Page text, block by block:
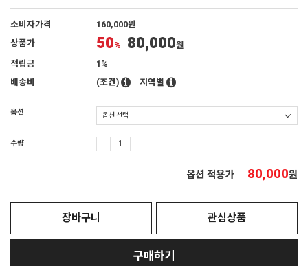
소비자가격 160,000원
상품가
50% 80,000원
적립금
1%
배송비
(조건) 지역별
옵션
수량
옵션 적용가 80,000원
장바구니 관심상품
구매하기